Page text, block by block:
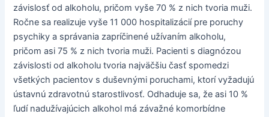
závislosť od alkoholu, pričom vyše 70 % z nich tvoria muži.
Ročne sa realizuje vyše 11 000 hospitalizácií pre poruchy
psychiky a správania zapríčinené užívaním alkoholu,
pričom asi 75 % z nich tvoria muži. Pacienti s diagnózou
závislosti od alkoholu tvoria najväčšiu časť spomedzi
všetkých pacientov s duševnými poruchami, ktorí vyžadujú
ústavnú zdravotnú starostlivosť. Odhaduje sa, že asi 10 %
ľudí nadužívajúcich alkohol má závažné komorbídne